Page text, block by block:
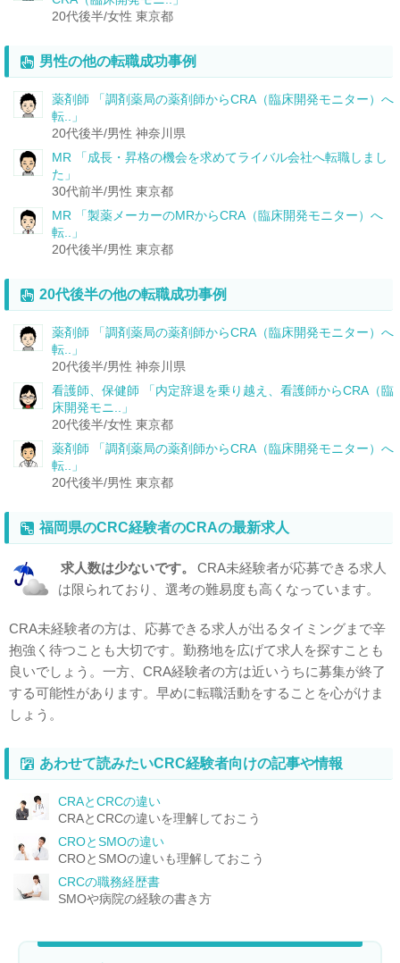
20代後半/女性 東京都
男性の他の転職成功事例
薬剤師 「調剤薬局の薬剤師からCRA（臨床開発モニター）へ
転..」
20代後半/男性 神奈川県
MR 「成長・昇格の機会を求めてライバル会社へ転職しまし
た」
30代前半/男性 東京都
MR 「製薬メーカーのMRからCRA（臨床開発モニター）へ
転..」
20代後半/男性 東京都
20代後半の他の転職成功事例
薬剤師 「調剤薬局の薬剤師からCRA（臨床開発モニター）へ
転..」
20代後半/男性 神奈川県
看護師、保健師 「内定辞退を乗り越え、看護師からCRA（臨
床開発モニ..」
20代後半/女性 東京都
薬剤師 「調剤薬局の薬剤師からCRA（臨床開発モニター）へ
転..」
20代後半/男性 東京都
福岡県のCRC経験者のCRAの最新求人
求人数は少ないです。
CRA未経験者が応募できる求人
は限られており、選考の難易度も高くなっています。
CRA未経験者の方は、応募できる求人が出るタイミングまで辛
抱強く待つことも大切です。勤務地を広げて求人を探すことも
良いでしょう。一方、CRA経験者の方は近いうちに募集が終了
する可能性があります。早めに転職活動をすることを心がけま
しょう。
あわせて読みたいCRC経験者向けの記事や情報
CRAとCRCの違い
CRAとCRCの違いを理解しておこう
CROとSMOの違い
CROとSMOの違いも理解しておこう
CRCの職務経歴書
SMOや病院の経験の書き方